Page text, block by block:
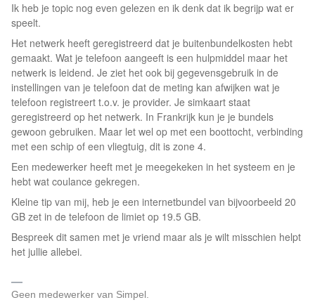
Ik heb je topic nog even gelezen en ik denk dat ik begrijp wat er
speelt.
Het netwerk heeft geregistreerd dat je buitenbundelkosten hebt
gemaakt. Wat je telefoon aangeeft is een hulpmiddel maar het
netwerk is leidend. Je ziet het ook bij gegevensgebruik in de
instellingen van je telefoon dat de meting kan afwijken wat je
telefoon registreert t.o.v. je provider. Je simkaart staat
geregistreerd op het netwerk. In Frankrijk kun je je bundels
gewoon gebruiken. Maar let wel op met een boottocht, verbinding
met een schip of een vliegtuig, dit is zone 4.
Een medewerker heeft met je meegekeken in het systeem en je
hebt wat coulance gekregen.
Kleine tip van mij, heb je een internetbundel van bijvoorbeeld 20
GB zet in de telefoon de limiet op 19.5 GB.
Bespreek dit samen met je vriend maar als je wilt misschien helpt
het jullie allebei.
Geen medewerker van Simpel.